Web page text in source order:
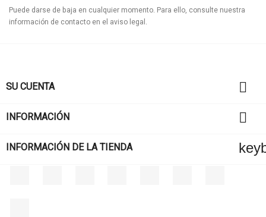
Puede darse de baja en cualquier momento. Para ello, consulte nuestra
información de contacto en el aviso legal.
SU CUENTA 
INFORMACIÓN 
INFORMACIÓN DE LA TIENDA